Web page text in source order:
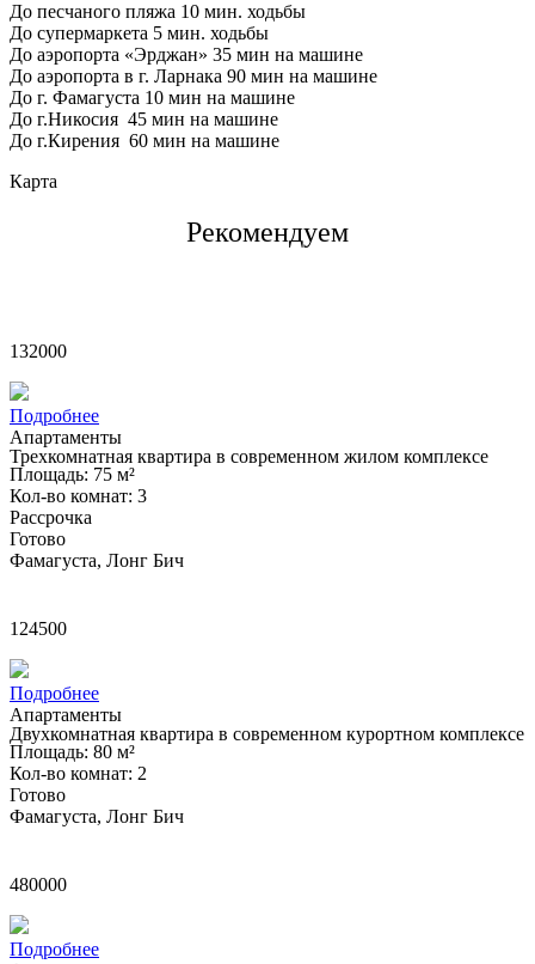
До песчаного пляжа 10 мин. ходьбы
До супермаркета 5 мин. ходьбы
До аэропорта «Эрджан» 35 мин на машине
До аэропорта в г. Ларнака 90 мин на машине
До г. Фамагуста 10 мин на машине
До г.Никосия 45 мин на машине
До г.Кирения 60 мин на машине
Карта
Рекомендуем
132000
Подробнее
Апартаменты
Трехкомнатная квартира в современном жилом комплексе
Площадь: 75 м²
Кол-во комнат: 3
Рассрочка
Готово
Фамагуста, Лонг Бич
124500
Подробнее
Апартаменты
Двухкомнатная квартира в современном курортном комплексе
Площадь: 80 м²
Кол-во комнат: 2
Готово
Фамагуста, Лонг Бич
480000
Подробнее